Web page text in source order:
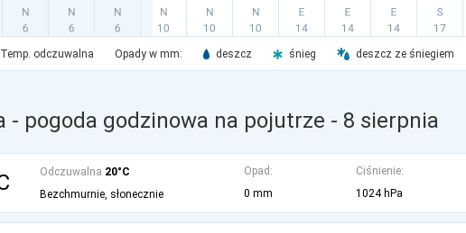
Temp. odczuwalna Opady w mm: deszcz śnieg deszcz ze śniegiem
- pogoda godzinowa na pojutrze - 8 sierpnia
Odczuwalna 20°C
Bezchmurnie, słonecznie
Opad:
0 mm
Ciśnienie:
1024 hPa